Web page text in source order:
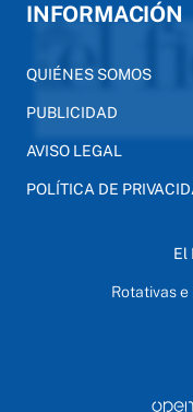
INFORMACIÓN
QUIÉNES SOMOS
PUBLICIDAD
AVISO LEGAL
POLÍTICA DE
El
Rotativas e